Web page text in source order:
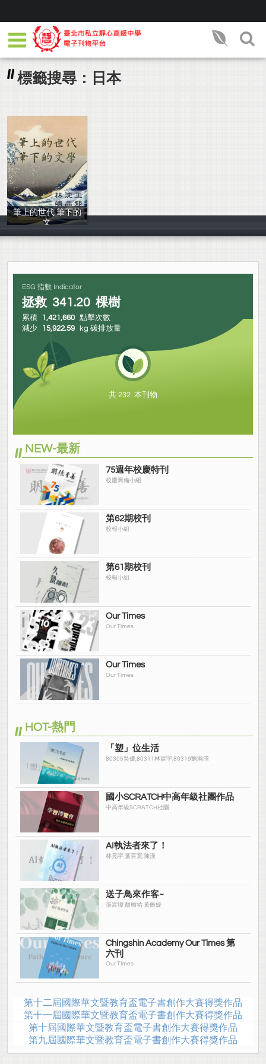
標籤搜尋：日本
筆上的世代 筆下的
文
王郁喬 沈品含
ESG 指數 Indicator
拯救 341.20 棵樹
累積 1,421,660 點擊次數
減少
15,922.59 kg 碳排放量
共 232 本刊物
NEW-最新
75週年校慶特刊
校慶籌備小組
第62期校刊
校報小組
第61期校刊
校報小組
Our Times
Our Times
Our Times
Our Times
HOT-熱門
「塑」位生活
80305吳優,80311林宸宇,80319劉瀚澤
國小SCRATCH中高年級社團作品
中高年級SCRATCH社團
AI執法者來了！
林亮宇 葉百寬 陳漢
送子鳥來作客~
張宸禕 顏榆祐 黃脩媞
Chingshin Academy Our Times 第
六刊
Our TImes
第十二屆國際華文暨教育盃電子書創作大賽得獎作品
第十一屆國際華文暨教育盃電子書創作大賽得獎作品
第十屆國際華文暨教育盃電子書創作大賽得獎作品
第九屆國際華文暨教育盃電子書創作大賽得獎作品